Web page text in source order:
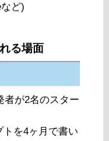
ど)
る場面
者が2名のスター
を4ヶ月で書い